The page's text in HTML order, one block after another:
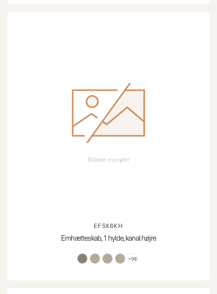
Billede mangler
EFSK6KH
Emhætteskab, 1 hylde, kanal højre
+98